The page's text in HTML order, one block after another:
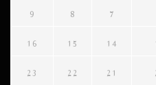
7
8
9
14
15
16
21
22
23